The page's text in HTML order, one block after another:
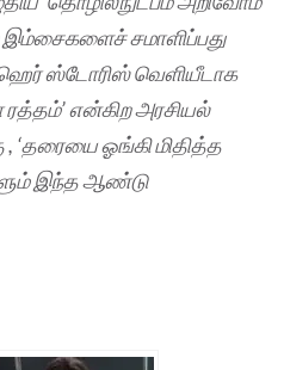
சமாளிப்பது
ஹெர் ஸ்டோரிஸ் வெளியீடாக
ரத்தம்’ என்கிற அரசியல்
, ‘தரையை ஓங்கி மிதித்த
இந்த ஆண்டு